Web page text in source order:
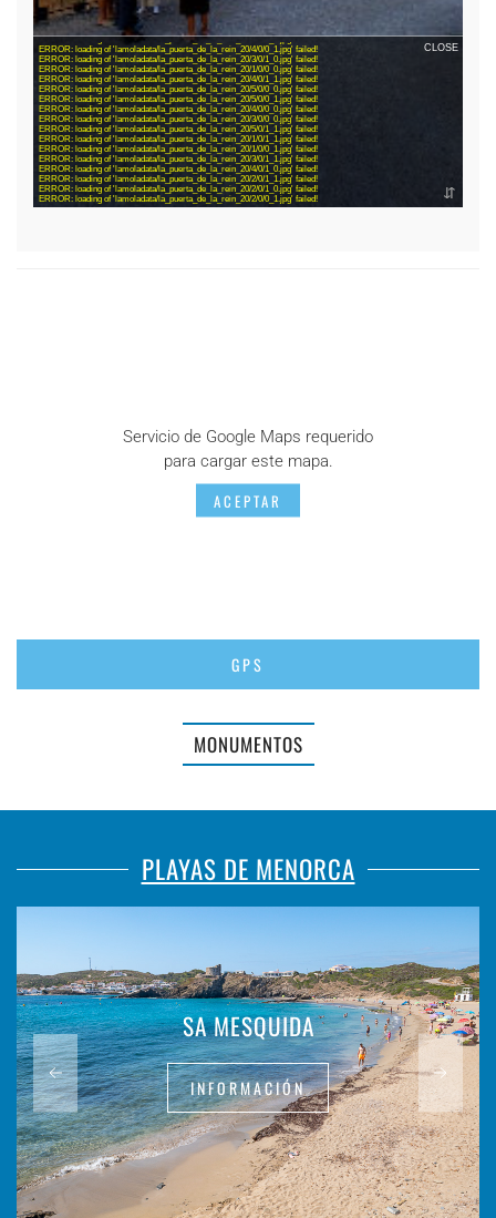
Servicio de Google Maps requerido
para cargar este mapa.
ACEPTAR
GPS
MONUMENTOS
PLAYAS DE MENORCA
SA MESQUIDA
INFORMACIÓN